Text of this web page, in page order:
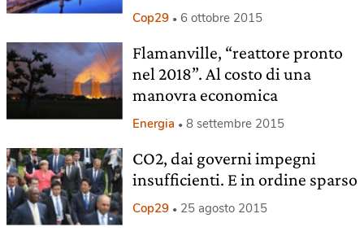
Cop29 6 ottobre 2015
Flamanville, “reattore pronto
nel 2018”. Al costo di una
manovra economica
Energia 8 settembre 2015
CO2, dai governi impegni
insufficienti. E in ordine sparso
Cop29 25 agosto 2015